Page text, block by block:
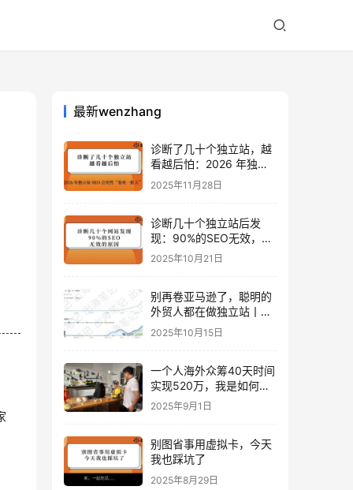
最新wenzhang
诊断了几十个独立站，越
看越后怕：2026 年独立
站 SEO 可能会突然“卷死
一批人”？
2025年11月28日
诊断几十个独立站后发
现：90%的SEO无效，是
因为忽略了这关键一步
2025年10月21日
别再卷亚马逊了，聪明的
外贸人都在做独立站丨出
海笔记
2025年10月15日
一个人海外众筹40天时间
实现520万，我是如何做
到的？丨出海笔记
2025年9月1日
别图省事用虚拟卡，今天
我也踩坑了
2025年8月29日